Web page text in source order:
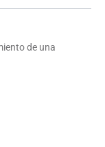
de una